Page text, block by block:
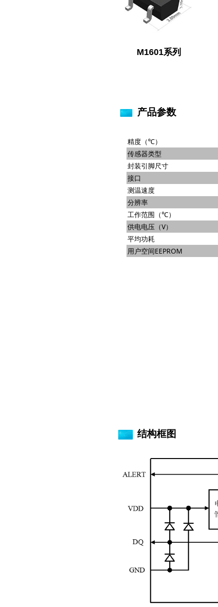
M1601系列
产品参数
精度（℃）
传感器类型
封装引脚尺寸
接口
测温速度
分辨率
工作范围（℃）
供电电压（V）
平均功耗
用户空间EEPROM
结构框图